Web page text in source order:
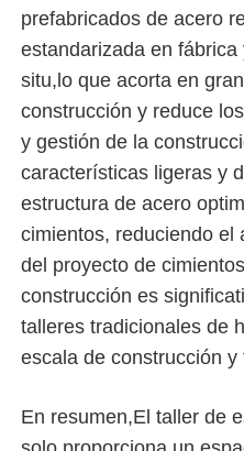
Edificio de estructura de
Taller de estructura de
almacén de estructuras
El depósito de
Estructura de acero
Puente de estructura de
prefabricados de acero
estandarizada en
situ,lo que acorta en
construcción y reduce
y gestión de la
características ligeras y
estructura de acero
cimientos, reduciendo el
del proyecto de
construcción es
talleres tradicionales de
escala de construcción y
En resumen,El taller de